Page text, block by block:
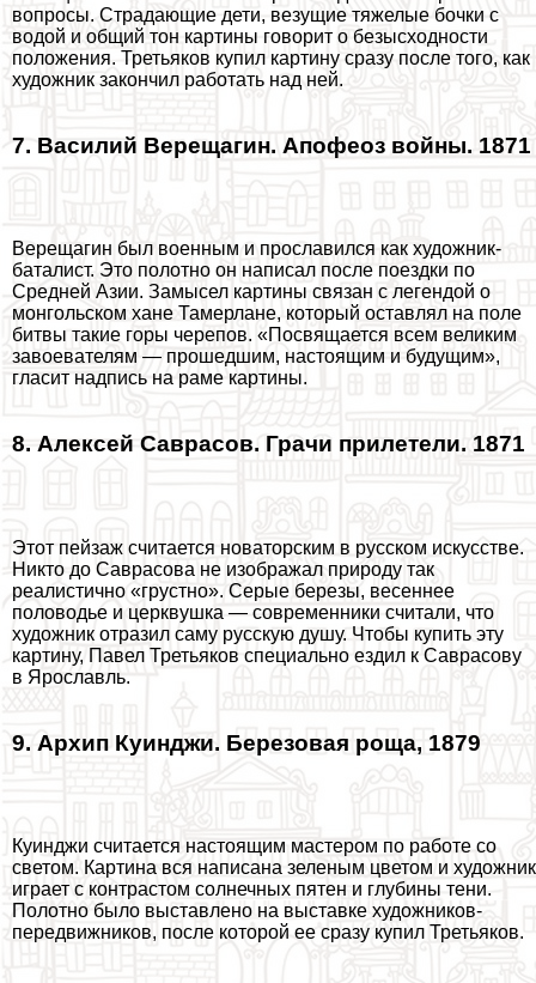
вопросы. Страдающие дети, везущие тяжелые бочки с
водой и общий тон картины говорит о безысходности
положения. Третьяков купил картину сразу после того, как
художник закончил работать над ней.
7. Василий Верещагин. Апофеоз войны. 1871
Верещагин был военным и прославился как художник-
баталист. Это полотно он написал после поездки по
Средней Азии. Замысел картины связан с легендой о
монгольском хане Тамерлане, который оставлял на поле
битвы такие горы черепов. «Посвящается всем великим
завоевателям — прошедшим, настоящим и будущим»,
гласит надпись на раме картины.
8. Алексей Саврасов. Грачи прилетели. 1871
Этот пейзаж считается новаторским в русском искусстве.
Никто до Саврасова не изображал природу так
реалистично «грустно». Серые березы, весеннее
пoлoвoдье и церквушка — современники считали, что
художник отразил саму русскую душу. Чтобы купить эту
картину, Павел Третьяков специально ездил к Саврасову
в Ярославль.
9. Архип Куинджи. Березовая роща, 1879
Куинджи считается настоящим мастером по работе со
светом. Картина вся написана зеленым цветом и художник
играет с контрастом солнечных пятен и глубины тени.
Полотно было выставлено на выставке художников-
передвижников, после которой ее сразу купил Третьяков.